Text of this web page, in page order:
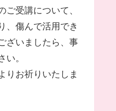
ご受講について、
、傷んで活用でき
ざいましたら、事
い。
りお祈りいたしま